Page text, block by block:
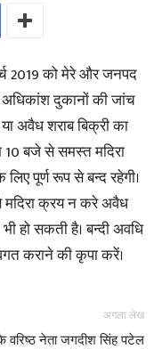
2019 को मेरे और जनपद
अधिकांश दुकानों की जांच
अवैध शराब बिक्री का
बजे से समस्त मदिरा
पूर्ण रूप से बन्द रहेगी।
क्रय न करे अवैध
हो सकती है। बन्दी अवधि
कराने की कृपा करें।
अगला लेख
वरिष्ठ नेता जगदीश सिंह पटेल